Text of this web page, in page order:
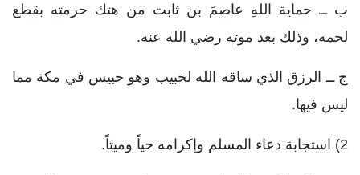
ب ــ حماية اللهِ عاصمَ بن ثابت من هتك حرمته بقطع
لحمه، وذلك بعد موته رضي الله عنه.
ج ــ الرزق الذي ساقه الله لخبيب وهو حبيس في مكة مما
ليس فيها.
2) استجابة دعاء المسلم وإكرامه حياً وميتاً.